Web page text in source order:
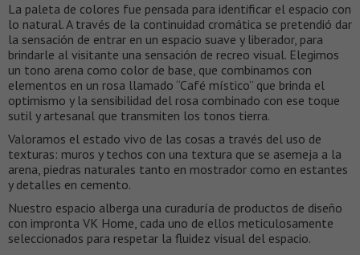
La paleta de colores fue pensada para identificar el espacio con
lo natural. A través de la continuidad cromática se pretendió dar
la sensación de entrar en un espacio suave y liberador, para
brindarle al visitante una sensación de recreo visual. Elegimos
un tono arena como color de base, que combinamos con
elementos en un rosa llamado “Café místico” que brinda el
optimismo y la sensibilidad del rosa combinado con ese toque
sutil y artesanal que transmiten los tonos tierra.
Valoramos el estado vivo de las cosas a través del uso de
texturas: muros y techos con una textura que se asemeja a la
arena, piedras naturales tanto en mostrador como en estantes
y detalles en cemento.
Nuestro espacio alberga una curaduría de productos de diseño
con impronta VK Home, cada uno de ellos meticulosamente
seleccionados para respetar la fluidez visual del espacio.